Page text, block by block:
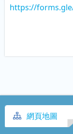
https://
網頁地圖